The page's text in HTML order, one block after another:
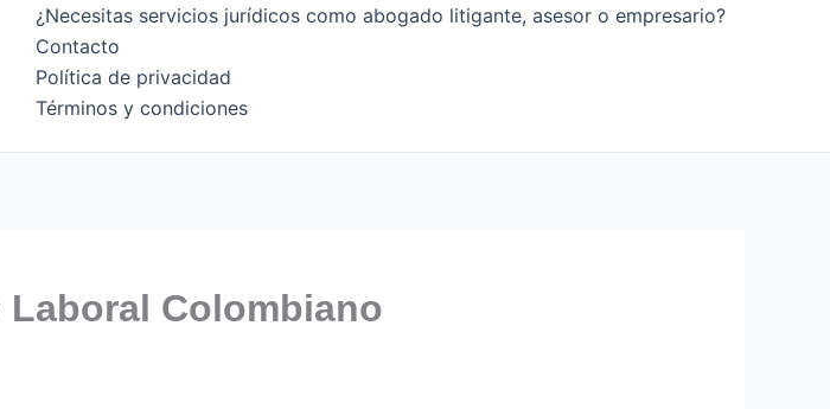
¿Necesitas servicios jurídicos como abogado litigante, asesor o empresario?
Contacto
Política de privacidad
Términos y condiciones
Colombiano